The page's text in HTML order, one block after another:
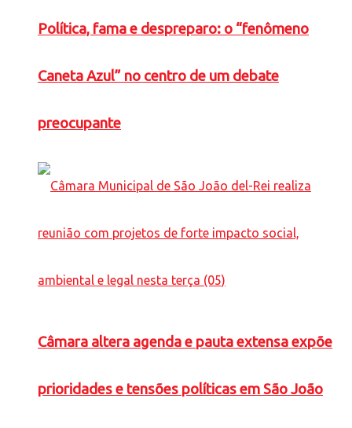
Política, fama e despreparo: o “fenômeno
Caneta Azul” no centro de um debate
preocupante
Câmara altera agenda e pauta extensa expõe
prioridades e tensões políticas em São João